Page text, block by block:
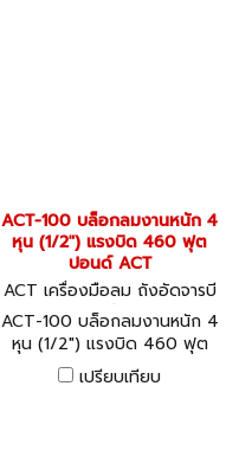
ACT-100 บล็อกลมงานหนัก 4
หุน (1/2") แรงบิด 460 ฟุต
ปอนด์ ACT
ACT เครื่องมือลม ถังอัดจารบี
อุปกรณ์งานลมต่างๆ ACT-100
ACT-100 บล็อกลมงานหนัก 4
หุน (1/2") แรงบิด 460 ฟุต
ปอนด์ ACT
เปรียบเทียบ